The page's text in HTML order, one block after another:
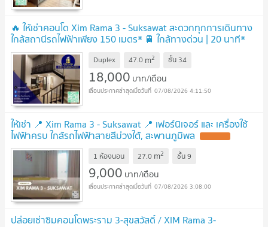
🔥 ให้เช่าคอนโด Xim Rama 3 - Suksawat สะดวกทุกการเดินทาง
ใกล้สถานีรถไฟฟ้าเพียง 150 เมตร* 🚆 ใกล้ทางด่วน | 20 นาที*
ถึง One Bangkok
Duplex 47.0 m2 ชั้น 34
18,000 บาท/เดือน
07/08/2026 4:11:50
ให้เช่า 📍 Xim Rama 3 - Suksawat 📍 เฟอร์นิเจอร์ และ เครื่องใช้
ไฟฟ้าครบ ใกล้รถไฟฟ้าสายสีม่วงใต้, สะพานภูมิพล
1 ห้องนอน 27.0 m2 ชั้น9
9,000 บาท/เดือน
07/08/2026 3:08:00
ปล่อยเช่าซิมคอนโดพระราม 3-สุขสวัสดิ์ / XIM Rama 3-